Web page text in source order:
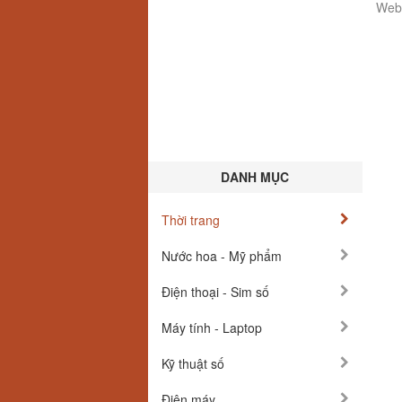
DANH MỤC
Thời trang
Nước hoa - Mỹ phẩm
Điện thoại - Sim số
Máy tính - Laptop
Kỹ thuật số